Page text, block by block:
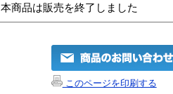
本商品は販売を終了しました
このページを印刷する